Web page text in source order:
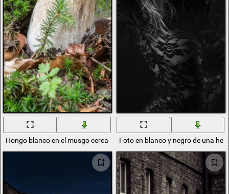
Hongo blanco en el musgo cerca del árbol. Bosque de otoño
Foto en blanco y negro de una